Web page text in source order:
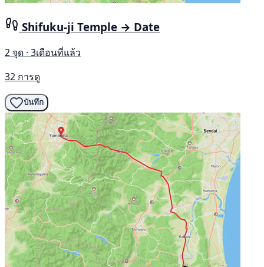
Shifuku-ji Temple → Date
2 จุด · 3เดือนที่แล้ว
32 การดู
บันทึก